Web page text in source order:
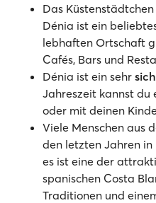
Das Küstenstädtchen
Dénia ist ein
lebhaften Ortschaft
Cafés, Bars und
Dénia ist ein sehr
Jahreszeit kannst du
oder mit deinen
Viele Menschen aus
den letzten Jahren in
es ist eine der
spanischen Costa
Traditionen und